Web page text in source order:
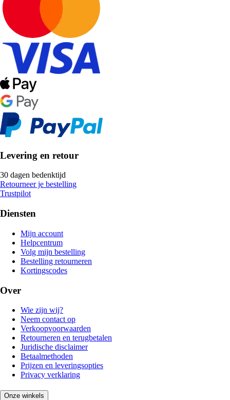
Levering en retour
30 dagen bedenktijd
Retourneer je bestelling
Trustpilot
Diensten
Mijn account
Helpcentrum
Volg mijn bestelling
Bestelling retourneren
Kortingscodes
Over
Wie zijn wij?
Neem contact op
Verkoopvoorwaarden
Retourneren en terugbetalen
Juridische disclaimer
Betaalmethoden
Prijzen en leveringsopties
Privacy verklaring
Onze winkels